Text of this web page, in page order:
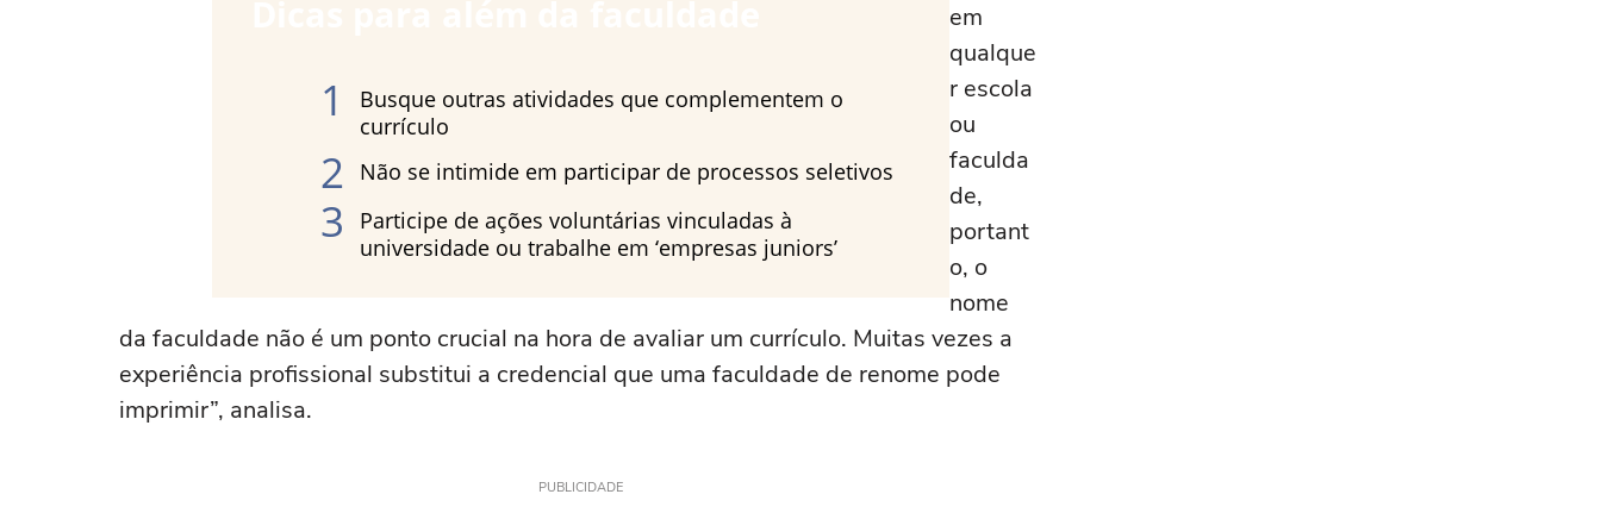
1
Busque outras atividades que complementem o
currículo
2 Não se intimide em participar de processos seletivos
3
Participe de ações voluntárias vinculadas à
universidade ou trabalhe em ‘empresas juniors’
em
qualque
r escola
ou
faculda
de,
portant
o, o
nome
da faculdade não é um ponto crucial na hora de avaliar um currículo. Muitas vezes a
experiência profissional substitui a credencial que uma faculdade de renome pode
imprimir”, analisa.
PUBLICIDADE